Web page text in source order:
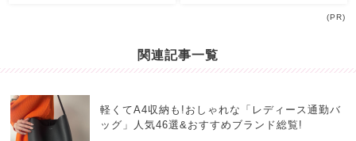
(PR)
関連記事一覧
軽くてA4収納も!おしゃれな「レディース通勤バ
ッグ」人気46選&おすすめブランド総覧!